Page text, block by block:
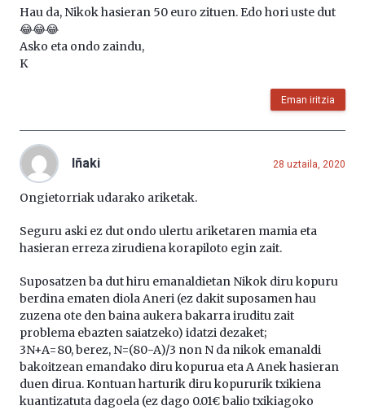
Hau da, Nikok hasieran 50 euro zituen. Edo hori uste dut
😂😂😂
Asko eta ondo zaindu,
K
Eman iritzia
Iñaki 28 uztaila, 2020
Ongietorriak udarako ariketak.
Seguru aski ez dut ondo ulertu ariketaren mamia eta
hasieran erreza zirudiena korapiloto egin zait.
Suposatzen ba dut hiru emanaldietan Nikok diru kopuru
berdina ematen diola Aneri (ez dakit suposamen hau
zuzena ote den baina aukera bakarra iruditu zait
problema ebazten saiatzeko) idatzi dezaket;
3N+A=80, berez, N=(80-A)/3 non N da nikok emanaldi
bakoitzean emandako diru kopurua eta A Anek hasieran
duen dirua. Kontuan harturik diru kopururik txikiena
kuantizatuta dagoela (ez dago 0.01€ balio txikiagoko